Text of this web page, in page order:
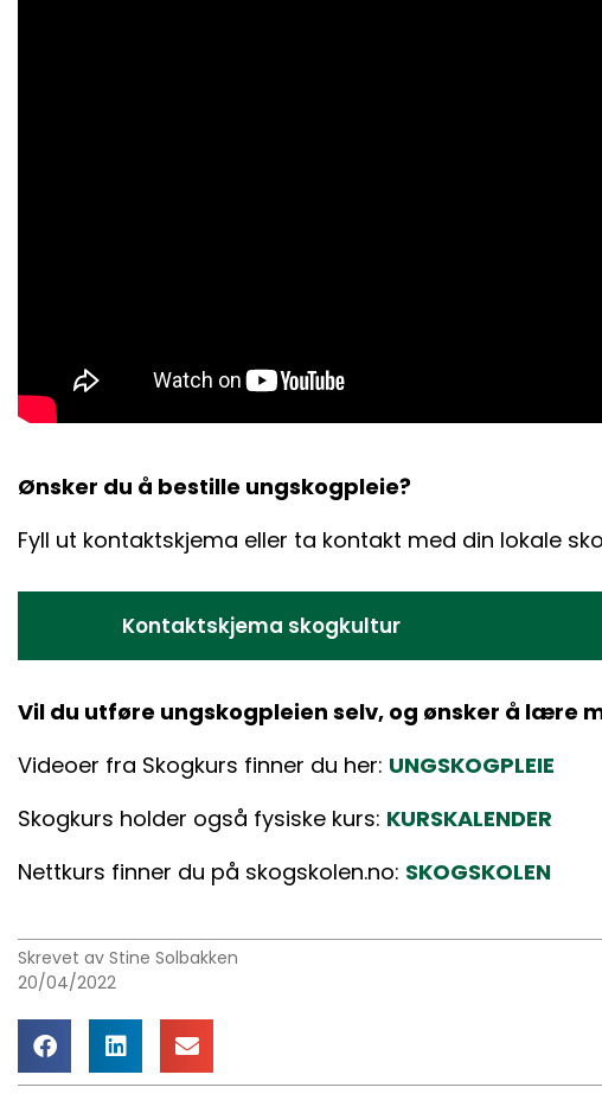
Ønsker du å bestille ungskogpleie?
Fyll ut kontaktskjema eller ta kontakt med din lokale
Kontaktskjema skogkultur
Vil du utføre ungskogpleien selv, og ønsker å lære
Videoer fra Skogkurs finner du her: UNGSKOGPLEIE
Skogkurs holder også fysiske kurs: KURSKALENDER
Nettkurs finner du på skogskolen.no: SKOGSKOLEN
Skrevet av Stine Solbakken
20/04/2022